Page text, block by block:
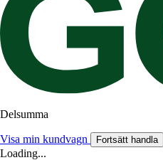
Delsumma
Visa min kundvagn Fortsätt handla
Loading...